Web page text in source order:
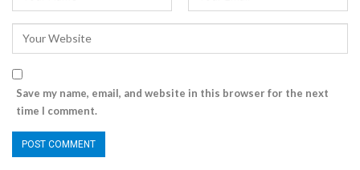
Save my name, email, and website in this browser for the next
time I comment.